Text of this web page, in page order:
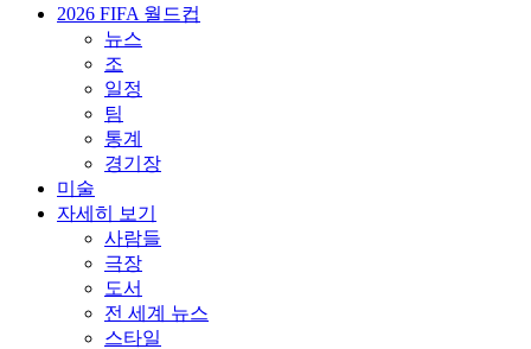
2026 FIFA 월드컵
뉴스
조
일정
팀
통계
경기장
미술
자세히 보기
사람들
극장
도서
전 세계 뉴스
스타일